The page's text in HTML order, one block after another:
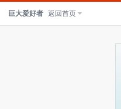
巨大爱好者 返回首页